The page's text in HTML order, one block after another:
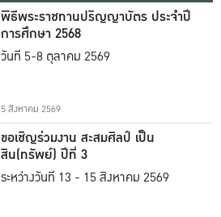
พิธีพระราชทานปริญญาบัตร ประจำปี
การศึกษา 2568
วันที่ 5-8 ตุลาคม 2569
5 สิงหาคม 2569
ขอเชิญร่วมงาน สะสมศิลป์ เป็น
สิน(ทรัพย์) ปีที่ 3
ระหว่างวันที่ 13 - 15 สิงหาคม 2569